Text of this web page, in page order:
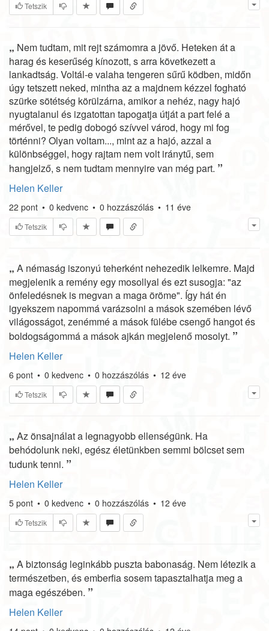
Tetszik
„ Nem tudtam, mit rejt számomra a jövő. Heteken át a
harag és keserűség kínozott, s arra következett a
lankadtság. Voltál-e valaha tengeren sűrű ködben, midőn
úgy tetszett neked, mintha az a majdnem kézzel fogható
szürke sötétség körülzárna, amikor a nehéz, nagy hajó
nyugtalanul és izgatottan tapogatja útját a part felé a
mérővel, te pedig dobogó szívvel várod, hogy mi fog
történni? Olyan voltam..., mint az a hajó, azzal a
különbséggel, hogy rajtam nem volt iránytű, sem
hangjelző, s nem tudtam mennyire van még part. ”
Helen Keller
22 pont • 0 kedvenc • 0 hozzászólás • 11 éve
Tetszik
„ A némaság iszonyú teherként nehezedik lelkemre. Majd
megjelenik a remény egy mosollyal és ezt susogja: "az
önfeledésnek is megvan a maga öröme". Így hát én
igyekszem napommá varázsolni a mások szemében lévő
világosságot, zenémmé a mások fülébe csengő hangot és
boldogságommá a mások ajkán megjelenő mosolyt. ”
Helen Keller
6 pont • 0 kedvenc • 0 hozzászólás • 12 éve
Tetszik
„ Az önsajnálat a legnagyobb ellenségünk. Ha
behódolunk neki, egész életünkben semmi bölcset sem
tudunk tenni. ”
Helen Keller
5 pont • 0 kedvenc • 0 hozzászólás • 12 éve
Tetszik
„ A biztonság leginkább puszta babonaság. Nem létezik a
természetben, és emberfia sosem tapasztalhatja meg a
maga egészében. ”
Helen Keller